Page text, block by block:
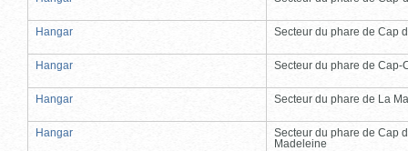
Hangar Secteur du phare de Cap
Hangar Secteur du phare de Cap-
Hangar Secteur du phare de La
Hangar
Secteur du phare de Cap
Madeleine